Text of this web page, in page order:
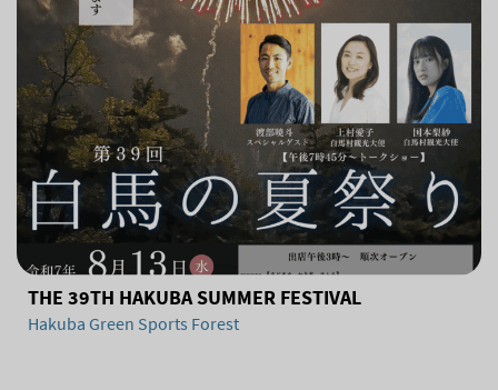
THE 39TH HAKUBA SUMMER FESTIVAL
Hakuba Green Sports Forest